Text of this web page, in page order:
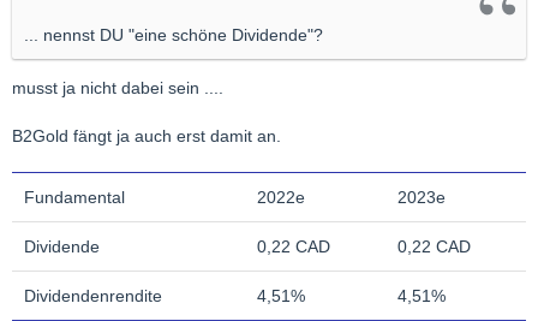
... nennst DU "eine schöne Dividende"?
musst ja nicht dabei sein ....
B2Gold fängt ja auch erst damit an.
Fundamental 2022e 2023e
Dividende 0,22 CAD 0,22 CAD
Dividendenrendite 4,51% 4,51%